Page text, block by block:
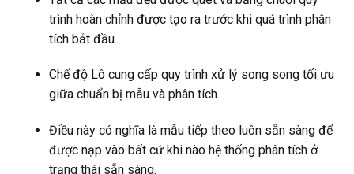
trình hoàn chỉnh được tạo ra trước khi quá trình phân
tích bắt đầu.
Chế độ Lô cung cấp quy trình xử lý song song tối ưu
giữa chuẩn bị mẫu và phân tích.
Điều này có nghĩa là mẫu tiếp theo luôn sẵn sàng để
được nạp vào bất cứ khi nào hệ thống phân tích ở
trạng thái sẵn sàng.